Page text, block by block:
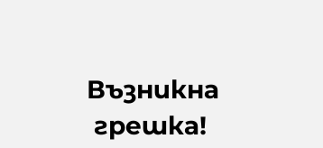
Възникна
грешка!